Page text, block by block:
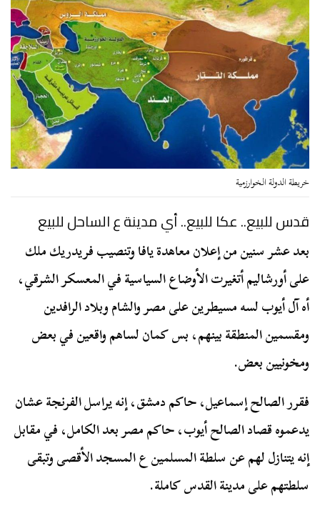
خريطة الدولة الخوارزمية
قدس للبيع.. عكا للبيع.. أي مدينة ع الساحل للبيع
بعد عشر سنين من إعلان معاهدة يافا وتنصيب فريدريك ملك
على أورشاليم أتغيرت الأوضاع السياسية في المعسكر الشرقي،
أه آل أيوب لسه مسيطرين على مصر والشام وبلاد الرافدين
ومقسمين المنطقة بينهم، بس كمان لساهم واقعين في بعض
ومخونيين بعض.
فقرر الصالح إسماعيل، حاكم دمشق، إنه يراسل الفرنجة عشان
يدعموه قصاد الصالح أيوب، حاكم مصر بعد الكامل، في مقابل
إنه يتنازل لهم عن سلطة المسلمين ع المسجد الأقصى وتبقى
سلطتهم على مدينة القدس كاملة.